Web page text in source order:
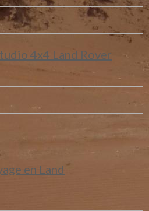
4x4 Land Rover
en Land